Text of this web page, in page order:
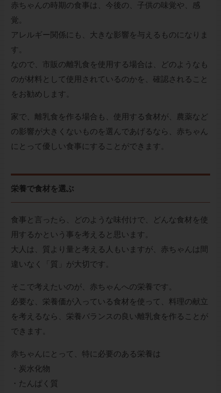
赤ちゃんの時期の食事は、今後の、子供の味覚や、感
覚。
アレルギー関係にも、大きな影響を与えるものになりま
す。
なので、市販の離乳食を使用する場合は、どのようなも
のが材料として使用されているのかを、確認されること
をお勧めします。
家で、離乳食を作る場合も、使用する食材が、農薬など
の影響が大きくないものを選んであげるなら、赤ちゃん
にとって優しい食事にすることができます。
栄養で食材を選ぶ
食事と言ったら、どのような味付けで、どんな食材を使
用するかという事を考えると思います。
大人は、質より量と考える人もいますが、赤ちゃんは間
違いなく「質」が大切です。
そこで考えたいのが、赤ちゃんへの栄養です。
必要な、栄養価が入っている食材を使って、料理の献立
を考えるなら、栄養バランスの良い離乳食を作ることが
できます。
赤ちゃんにとって、特に必要のある栄養は
・炭水化物
・たんぱく質